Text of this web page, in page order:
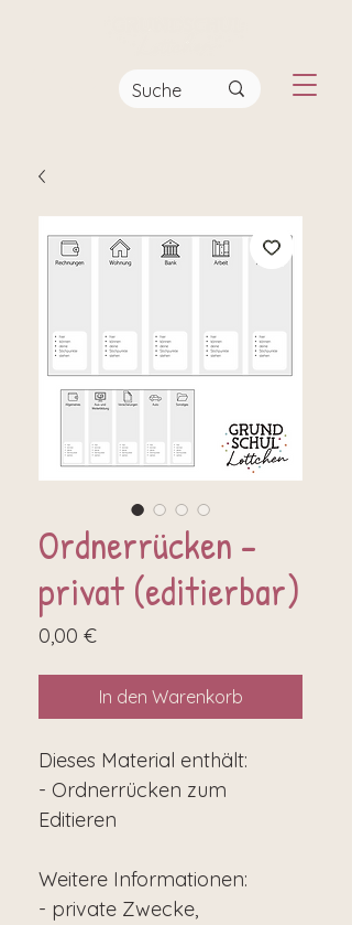
Ordnerrücken -
privat (editierbar)
0,00 €Preis
In den Warenkorb
Dieses Material enthält:
- Ordnerrücken zum
Editieren
Weitere Informationen:
- private Zwecke,